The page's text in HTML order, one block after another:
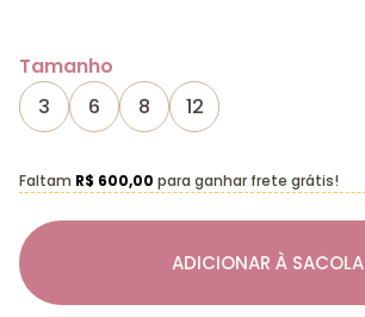
Tamanho
3
6 8 12
ADICIONAR À SACOLA
Faltam R$ 600,00 para ganhar frete grátis!